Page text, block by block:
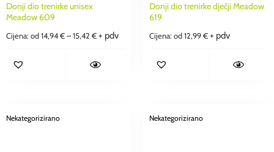
Donji dio trenirke unisex
Meadow 609
Cijena: od 14,94 € – 15,42 € + pdv
Donji dio trenirke dječji Meadow
619
Cijena: od 12,99 € + pdv
Nekategorizirano Nekategorizirano